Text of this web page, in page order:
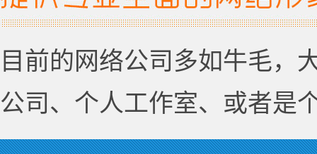
目前的网络公司多如牛毛，
公司、个人工作室、或者是